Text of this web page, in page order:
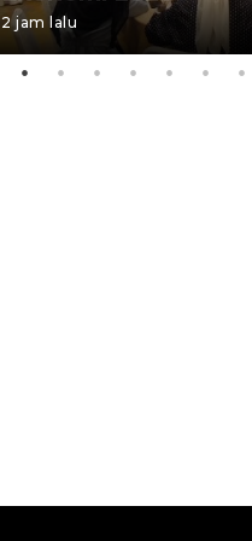
2 jam lalu